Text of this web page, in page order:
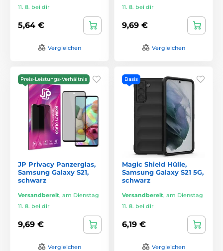
11. 8. bei dir
5,64 €
Vergleichen
11. 8. bei dir
9,69 €
Vergleichen
Preis-Leistungs-Verhältnis
JP Privacy Panzerglas,
Samsung Galaxy S21,
schwarz
Versandbereit, am Dienstag
11. 8. bei dir
9,69 €
Vergleichen
Basis
Magic Shield Hülle,
Samsung Galaxy S21 5G,
schwarz
Versandbereit, am Dienstag
11. 8. bei dir
6,19 €
Vergleichen